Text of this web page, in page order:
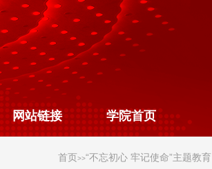
网站链接 学院首页
首页>>“不忘初心 牢记使命”主题教育